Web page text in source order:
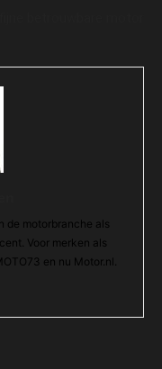
de motorbranche als
Voor merken als
en nu Motor.nl.